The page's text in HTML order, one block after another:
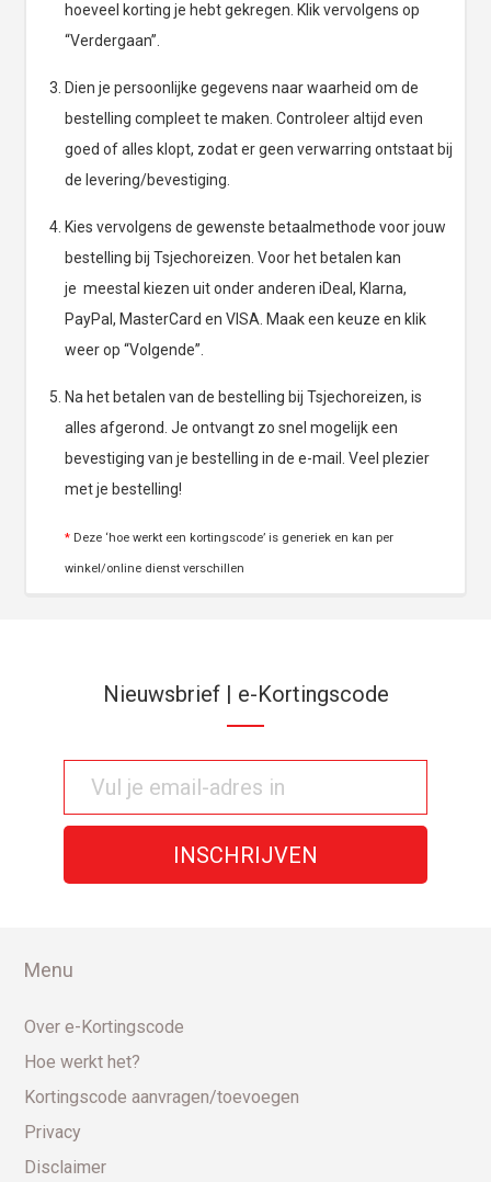
hoeveel korting je hebt gekregen. Klik vervolgens op
“Verdergaan”.
Dien je persoonlijke gegevens naar waarheid om de
bestelling compleet te maken. Controleer altijd even
goed of alles klopt, zodat er geen verwarring ontstaat bij
de levering/bevestiging.
Kies vervolgens de gewenste betaalmethode voor jouw
bestelling bij Tsjechoreizen. Voor het betalen kan
je meestal kiezen uit onder anderen iDeal, Klarna,
PayPal, MasterCard en VISA. Maak een keuze en klik
weer op “Volgende”.
Na het betalen van de bestelling bij Tsjechoreizen, is
alles afgerond. Je ontvangt zo snel mogelijk een
bevestiging van je bestelling in de e-mail. Veel plezier
met je bestelling!
* Deze ‘hoe werkt een kortingscode’ is generiek en kan per
winkel/online dienst verschillen
Nieuwsbrief | e-Kortingscode
Menu
Over e-Kortingscode
Hoe werkt het?
Kortingscode aanvragen/toevoegen
Privacy
Disclaimer